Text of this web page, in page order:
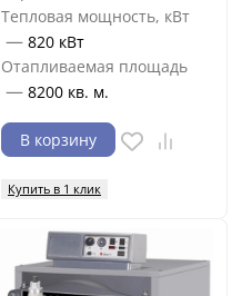
Тепловая мощность, кВт
— 820 кВт
Отапливаемая площадь
— 8200 кв. м.
В корзину
Купить в 1 клик